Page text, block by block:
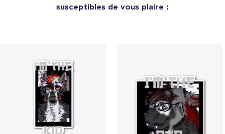
susceptibles de vous plaire :